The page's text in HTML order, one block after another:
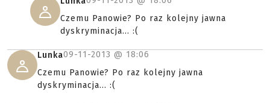
Czemu Panowie? Po raz kolejny jawna
dyskryminacja... :(
Lunka09-11-2013 @ 18:06
Czemu Panowie? Po raz kolejny jawna
dyskryminacja... :(